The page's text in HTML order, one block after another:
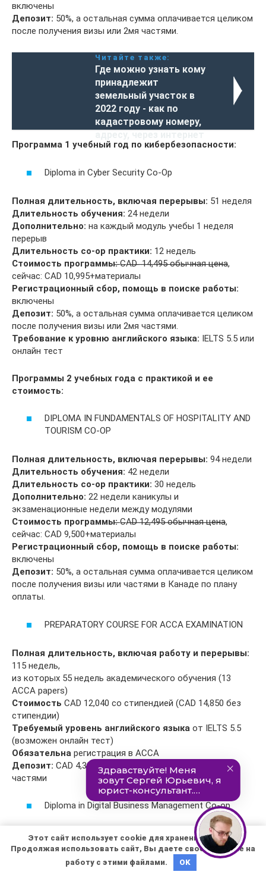
включены
Депозит: 50%, а остальная сумма оплачивается целиком
после получения визы или 2мя частями.
Читайте также:
Где можно узнать кому
принадлежит
земельный участок в
2022 году - как по
кадастровому номеру,
Программа 1 учебный год по кибербезопасности:
Diploma in Cyber Security Co-Op
Полная длительность, включая перерывы: 51 неделя
Длительность обучения: 24 недели
Дополнительно: на каждый модуль учебы 1 неделя
перерыв
Длительность co-op практики: 12 недель
Стоимость программы:̶C̶A̶D̶ ̶ ̶1̶4̶,̶4̶9̶5̶ ̶о̶б̶ы̶ч̶н̶а̶я̶ ̶ц̶е̶н̶а̶,
сейчас: CAD 10,995+материалы
Регистрационный сбор, помощь в поиске работы:
включены
Депозит: 50%, а остальная сумма оплачивается целиком
после получения визы или 2мя частями.
Требование к уровню английского языка: IELTS 5.5 или
онлайн тест
Программы 2 учебных года с практикой и ее
стоимость:
DIPLOMA IN FUNDAMENTALS OF HOSPITALITY AND
TOURISM CO-OP
Полная длительность, включая перерывы: 94 недели
Длительность обучения: 42 недели
Длительность co-op практики: 30 недель
Дополнительно: 22 недели каникулы и
экзаменационные недели между модулями
Стоимость программы:̶C̶A̶D̶ ̶1̶2̶,̶4̶9̶5̶ ̶о̶б̶ы̶ч̶н̶а̶я̶ ̶ц̶е̶н̶а̶,
сейчас: CAD 9,500+материалы
Регистрационный сбор, помощь в поиске работы:
включены
Депозит: 50%, а остальная сумма оплачивается целиком
после получения визы или частями в Канаде по плану
оплаты.
PREPARATORY COURSE FOR ACCA EXAMINATION
Полная длительность, включая работу и перерывы:
115 недель,
из которых 55 недель академического обучения (13
ACCA papers)
Стоимость CAD 12,040 со стипендией (CAD 14,850 без
стипендии)
Требуемый уровень английского языка от IELTS 5.5
(возможен онлайн тест)
Обязательна регистрация в ACCA
Депозит: CAD 4,300 а остальная сумма оплачивается
частями
Diploma in Digital Business Management Co-op
Полная длительность, включая перерывы:97 недель
Длительность обучения:36 недель
Длительность обязательной co-op практики:36
Этот сайт использует cookie для хранения данных.
Продолжая использовать сайт, Вы даете свое согласие на
работу с этими файлами.
OK